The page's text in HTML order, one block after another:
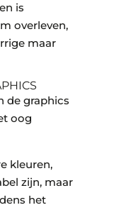
is
overleven,
maar
de graphics
oog
kleuren,
zijn, maar
het